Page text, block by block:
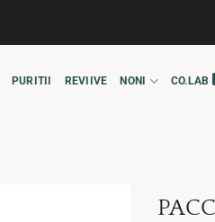
PURITII REVIIVE NONI CO.LAB